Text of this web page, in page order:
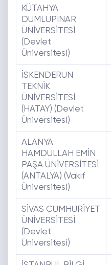
KÜTAHYA
DUMLUPINAR
ÜNİVERSİTESİ
(Devlet
Üniversitesi)
İSKENDERUN
TEKNİK
ÜNİVERSİTESİ
(HATAY) (Devlet
Üniversitesi)
ALANYA
HAMDULLAH EMİN
PAŞA ÜNİVERSİTESİ
(ANTALYA) (Vakıf
Üniversitesi)
SİVAS CUMHURİYET
ÜNİVERSİTESİ
(Devlet
Üniversitesi)